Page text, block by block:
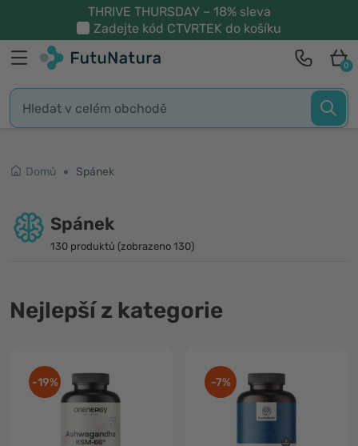
THRIVE THURSDAY – 18% sleva
Zadejte kód CTVRTEK do košíku
0
Domů Spánek
Spánek
130 produktů (zobrazeno 130)
Nejlepší z kategorie
-19% -7%